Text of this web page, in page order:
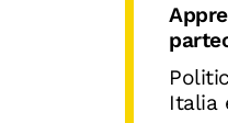
Italia